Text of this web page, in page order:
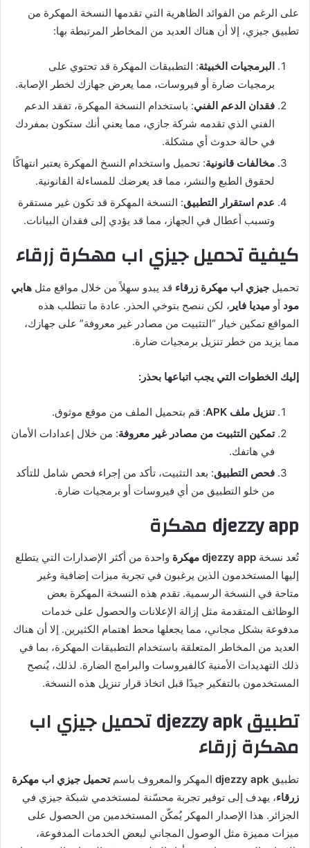
على الرغم من الفوائد الظاهرية التي تقدمها النسخة المهكرة من
تطبيق جيزي، إلا أن هناك العديد من المخاطر المرتبطة بها:
البرمجيات الخبيثة: التطبيقات المهكرة قد تحتوي على
برمجيات ضارة أو فيروسات، مما يعرض جهازك لخطر الإصابة.
فقدان الدعم الفني: باستخدام النسخة المهكرة، تفقد الدعم
الفني الذي تقدمه شركة جازي، مما يعني أنك ستكون بمفردك
في حالة حدوث أي مشكلة.
مخالفات قانونية: تحميل واستخدام النسخ المهكرة يعتبر انتهاكًا
لحقوق الطبع والنشر، مما قد يعرضك للمساءلة القانونية.
عدم استقرار التطبيق: النسخة المهكرة قد تكون غير مستقرة
وتسبب أعطال في الجهاز، مما قد يؤدي إلى فقدان البيانات.
كيفية تحميل جيزي اب مهكرة زرقاء
تحميل جيزي اب مهكرة زرقاء قد يبدو سهلاً من خلال مواقع مثل هابي
مود أو ميديا فاير ، لكن ننصح بتوخي الحذر. عادة ما تتطلب هذه
المواقع تمكين خيار “التثبيت من مصادر غير معروفة” على جهازك،
مما يزيد من خطر تنزيل برمجيات ضارة.
إليك الخطوات التي يجب اتباعها بحذر:
تنزيل ملف APK
: قم بتحميل الملف من موقع موثوق.
تمكين التثبيت من مصادر غير معروفة: من خلال إعدادات الأمان
في هاتفك.
فحص التطبيق: بعد التثبيت، تأكد من إجراء فحص شامل للتأكد
من خلو التطبيق من أي فيروسات أو برمجيات ضارة.
djezzy app مهكرة
تُعد نسخة djezzy app مهكرة
واحدة من أكثر الإصدارات التي يتطلع
إليها المستخدمون الذين يرغبون في تجربة ميزات إضافية وغير
متاحة في النسخة الرسمية. تقدم هذه النسخة المهكرة بعض
الوظائف المتقدمة مثل إزالة الإعلانات والحصول على خدمات
مدفوعة بشكل مجاني، مما يجعلها محط اهتمام الكثيرين. إلا أن هناك
العديد من المخاطر المتعلقة باستخدام التطبيقات المهكرة، بما في
ذلك التهديدات الأمنية كالفيروسات والبرامج الضارة. لذلك، يُنصح
المستخدمون بالتفكير جيدًا قبل اتخاذ قرار تنزيل هذه النسخة.
تطبيق djezzy apk تحميل جيزي اب
مهكرة زرقاء
تطبيق djezzy apk المهكر والمعروف باسمتحميل جيزي اب مهكرة
زرقاء، يهدف إلى توفير تجربة محسّنة لمستخدمي شبكة جيزي في
الجزائر. هذا الإصدار المهكر يُمكّن المستخدمين من الحصول على
ميزات مميزة مثل الوصول المجاني لبعض الخدمات المدفوعة،